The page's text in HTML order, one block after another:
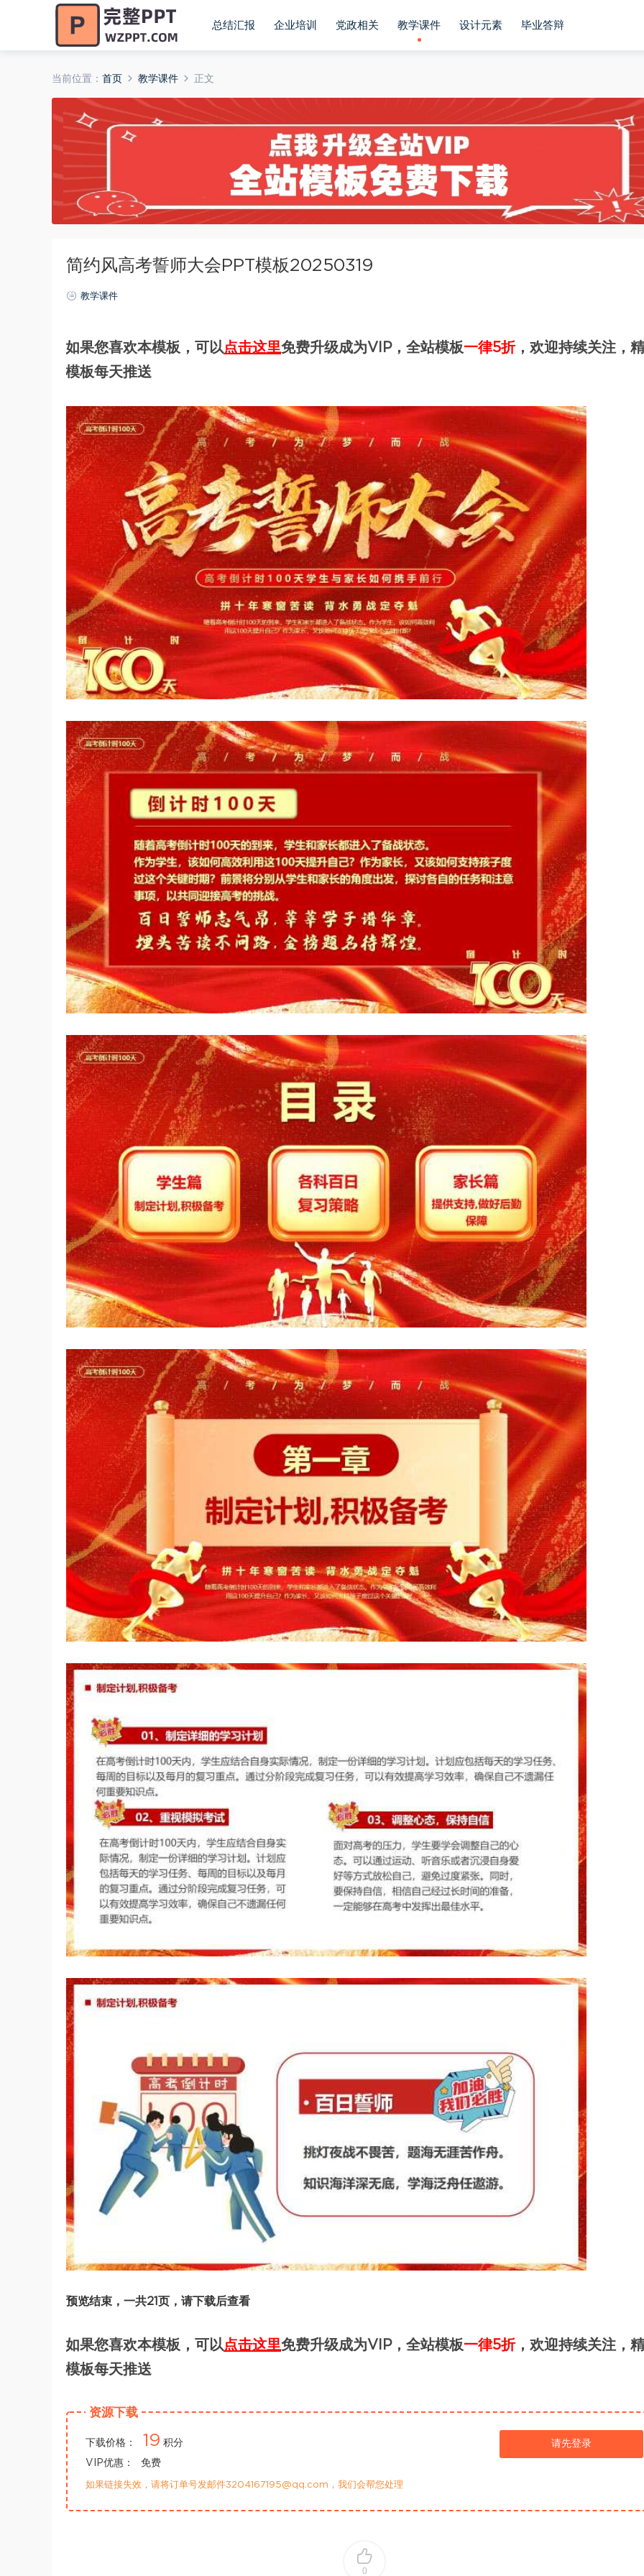
总结汇报 企业培训 党政相关 教学课件 设计元素 毕业答辩
当前位置： 首页 教学课件 正文
简约风高考誓师大会PPT模板20250319
教学课件
如果您喜欢本模板，可以点击这里免费升级成为VIP，全站模板一律5折，欢迎持续关注，
模板每天推送
预览结束，一共21页，请下载后查看
如果您喜欢本模板，可以点击这里免费升级成为VIP，全站模板一律5折，欢迎持续关注，
模板每天推送
资源下载
下载价格： 19 积分
VIP优惠：
免费
请先登录
如果链接失效，请将订单号发邮件3204167195@qq.com，我们会帮您处理
0